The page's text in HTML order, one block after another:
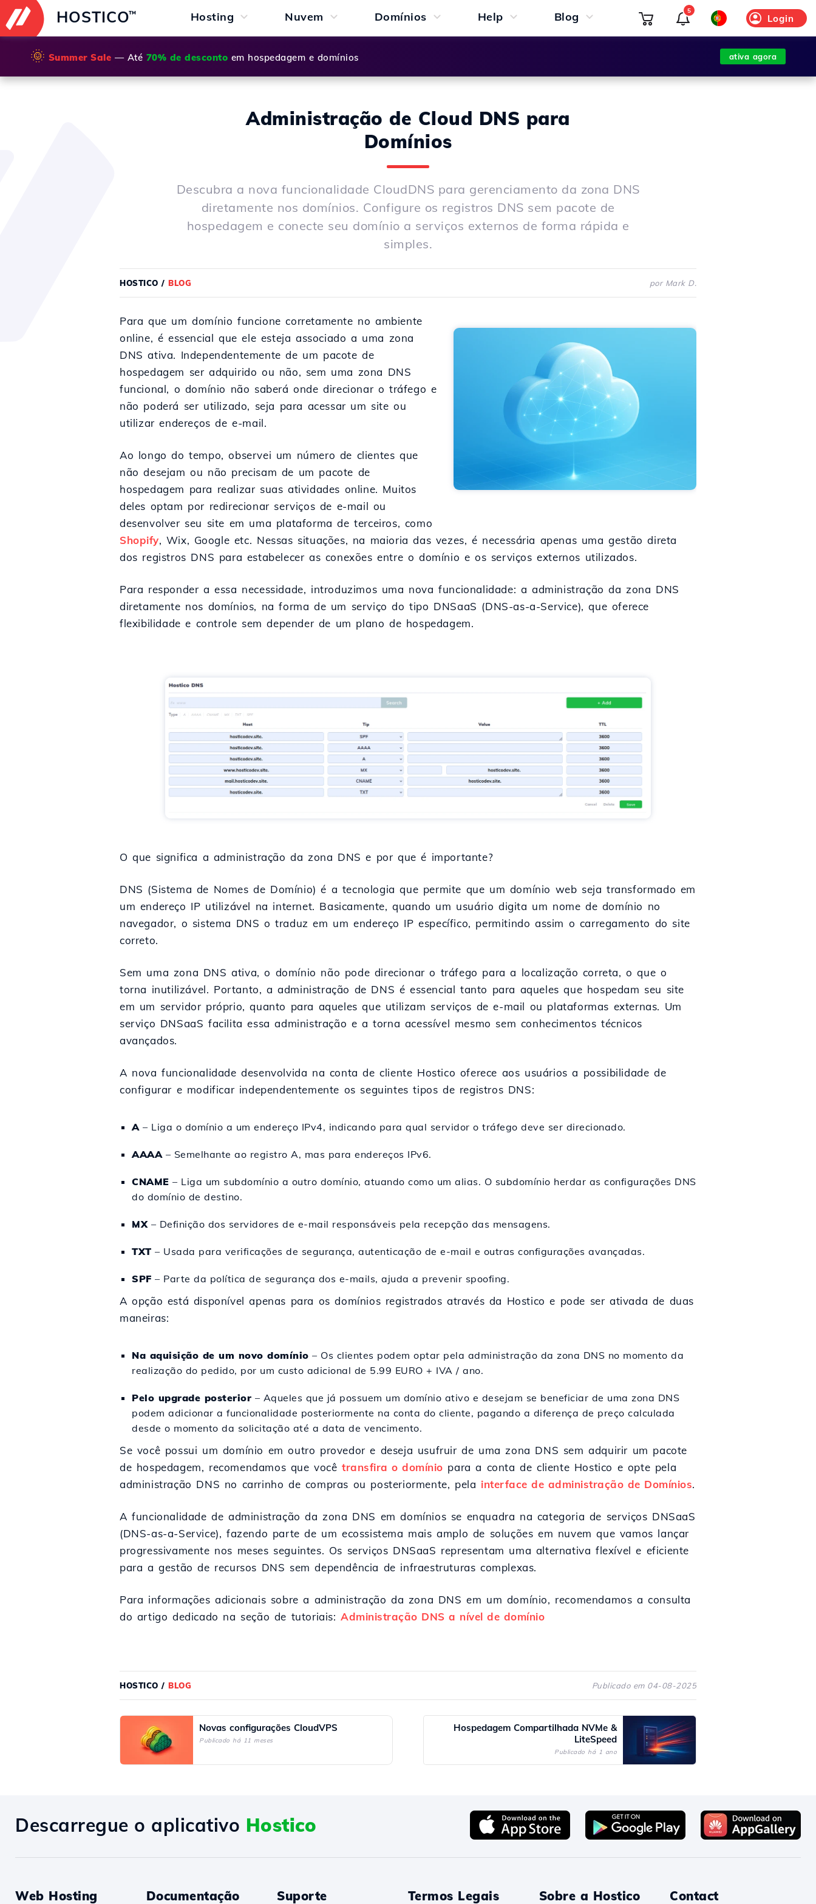
HOSTICO™ Hosting Nuvem Domínios Help Blog Login
5
🌞 Summer Sale — Até 70% de desconto em hospedagem e domínios ativa agora
Administração de Cloud DNS para
Domínios
Descubra a nova funcionalidade CloudDNS para gerenciamento da zona DNS
diretamente nos domínios. Configure os registros DNS sem pacote de
hospedagem e conecte seu domínio a serviços externos de forma rápida e
simples.
HOSTICO / BLOG por Mark D.
Para que um domínio funcione corretamente no ambiente
online, é essencial que ele esteja associado a uma zona
DNS ativa. Independentemente de um pacote de
hospedagem ser adquirido ou não, sem uma zona DNS
funcional, o domínio não saberá onde direcionar o tráfego e
não poderá ser utilizado, seja para acessar um site ou
utilizar endereços de e-mail.
Ao longo do tempo, observei um número de clientes que
não desejam ou não precisam de um pacote de
hospedagem para realizar suas atividades online. Muitos
deles optam por redirecionar serviços de e-mail ou
desenvolver seu site em uma plataforma de terceiros, como
Shopify, Wix, Google etc. Nessas situações, na maioria das vezes, é necessária apenas uma gestão direta
dos registros DNS para estabelecer as conexões entre o domínio e os serviços externos utilizados.
Para responder a essa necessidade, introduzimos uma nova funcionalidade: a administração da zona DNS
diretamente nos domínios, na forma de um serviço do tipo DNSaaS (DNS-as-a-Service), que oferece
flexibilidade e controle sem depender de um plano de hospedagem.
O que significa a administração da zona DNS e por que é importante?
DNS (Sistema de Nomes de Domínio) é a tecnologia que permite que um domínio web seja transformado em
um endereço IP utilizável na internet. Basicamente, quando um usuário digita um nome de domínio no
navegador, o sistema DNS o traduz em um endereço IP específico, permitindo assim o carregamento do site
correto.
Sem uma zona DNS ativa, o domínio não pode direcionar o tráfego para a localização correta, o que o
torna inutilizável. Portanto, a administração de DNS é essencial tanto para aqueles que hospedam seu site
em um servidor próprio, quanto para aqueles que utilizam serviços de e-mail ou plataformas externas. Um
serviço DNSaaS facilita essa administração e a torna acessível mesmo sem conhecimentos técnicos
avançados.
A nova funcionalidade desenvolvida na conta de cliente Hostico oferece aos usuários a possibilidade de
configurar e modificar independentemente os seguintes tipos de registros DNS:
A – Liga o domínio a um endereço IPv4, indicando para qual servidor o tráfego deve ser direcionado.
AAAA – Semelhante ao registro A, mas para endereços IPv6.
CNAME – Liga um subdomínio a outro domínio, atuando como um alias. O subdomínio herdar as configurações DNS
do domínio de destino.
MX– Definição dos servidores de e-mail responsáveis pela recepção das mensagens.
TXT – Usada para verificações de segurança, autenticação de e-mail e outras configurações avançadas.
SPF – Parte da política de segurança dos e-mails, ajuda a prevenir spoofing.
A opção está disponível apenas para os domínios registrados através da Hostico e pode ser ativada de duas
maneiras:
Na aquisição de um novo domínio – Os clientes podem optar pela administração da zona DNS no momento da
realização do pedido, por um custo adicional de 5.99 EURO + IVA / ano.
Pelo upgrade posterior – Aqueles que já possuem um domínio ativo e desejam se beneficiar de uma zona DNS
podem adicionar a funcionalidade posteriormente na conta do cliente, pagando a diferença de preço calculada
desde o momento da solicitação até a data de vencimento.
Se você possui um domínio em outro provedor e deseja usufruir de uma zona DNS sem adquirir um pacote
de hospedagem, recomendamos que vocêtransfira o domínio para a conta de cliente Hostico e opte pela
administração DNS no carrinho de compras ou posteriormente, pela interface de administração de Domínios.
A funcionalidade de administração da zona DNS em domínios se enquadra na categoria de serviços DNSaaS
(DNS-as-a-Service), fazendo parte de um ecossistema mais amplo de soluções em nuvem que vamos lançar
progressivamente nos meses seguintes. Os serviços DNSaaS representam uma alternativa flexível e eficiente
para a gestão de recursos DNS sem dependência de infraestruturas complexas.
Para informações adicionais sobre a administração da zona DNS em um domínio, recomendamos a consulta
do artigo dedicado na seção de tutoriais:Administração DNS a nível de domínio
HOSTICO / BLOG Publicado em 04-08-2025
Novas configurações CloudVPS
Publicado há 11 meses
Hospedagem Compartilhada NVMe &
LiteSpeed
Publicado há 1 ano
Descarregue o aplicativo Hostico
Web Hosting Documentação Suporte Termos Legais Sobre a Hostico Contact